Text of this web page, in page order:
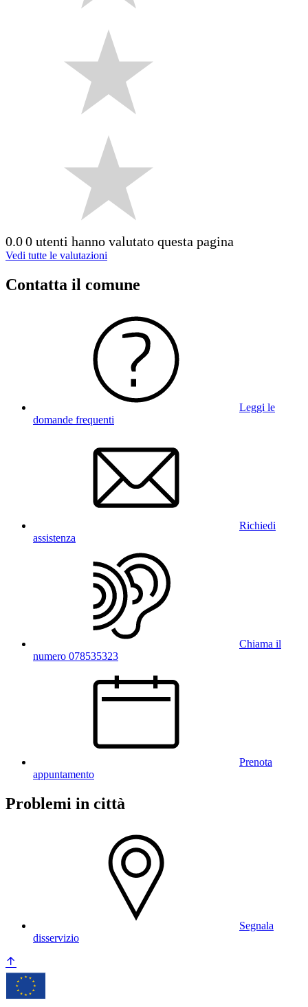
0.00 utenti hanno valutato questa pagina
Vedi tutte le valutazioni
Contatta il comune
Leggi le
domande frequenti
Richiedi
assistenza
Chiama il
numero 078535323
Prenota
appuntamento
Problemi in città
Segnala
disservizio